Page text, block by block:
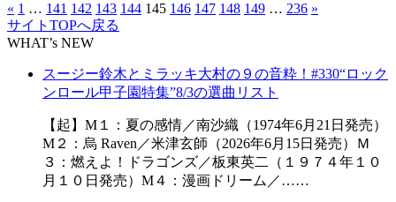
« 1 … 141 142 143 144 145 146 147 148 149 … 236 »
サイトTOPへ戻る
WHAT’s NEW
スージー鈴木とミラッキ大村の９の音粋！#330“ロック
ンロール甲子園特集”8/3の選曲リスト
【起】M１：夏の感情／南沙織（1974年6月21日発売）
M２：烏 Raven／米津玄師（2026年6月15日発売）Ｍ
３：燃えよ！ドラゴンズ／板東英二（１９７４年１０
月１０日発売）M４：漫画ドリーム／……